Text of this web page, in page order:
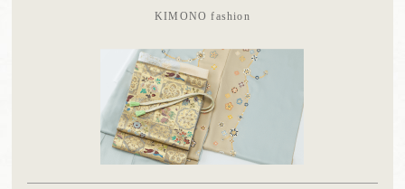
KIMONO fashion